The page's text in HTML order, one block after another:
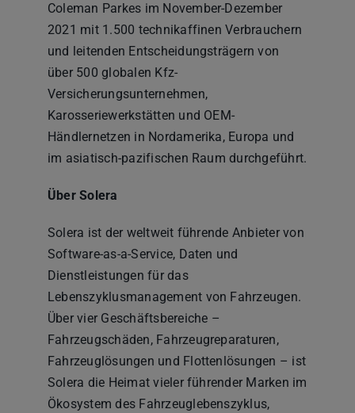
Coleman Parkes im November-Dezember
2021 mit 1.500 technikaffinen Verbrauchern
und leitenden Entscheidungsträgern von
über 500 globalen Kfz-
Versicherungsunternehmen,
Karosseriewerkstätten und OEM-
Händlernetzen in Nordamerika, Europa und
im asiatisch-pazifischen Raum durchgeführt.
Über Solera
Solera ist der weltweit führende Anbieter von
Software-as-a-Service, Daten und
Dienstleistungen für das
Lebenszyklusmanagement von Fahrzeugen.
Über vier Geschäftsbereiche –
Fahrzeugschäden, Fahrzeugreparaturen,
Fahrzeuglösungen und Flottenlösungen – ist
Solera die Heimat vieler führender Marken im
Ökosystem des Fahrzeuglebenszyklus,